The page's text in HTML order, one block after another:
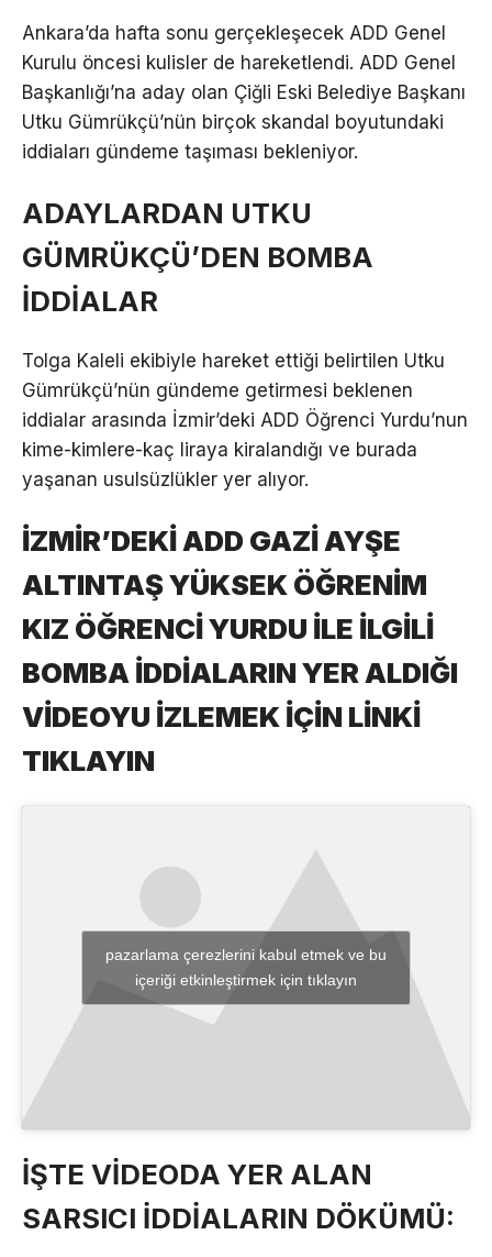
Ankara’da hafta sonu gerçekleşecek ADD Genel
Kurulu öncesi kulisler de hareketlendi. ADD Genel
Başkanlığı’na aday olan Çiğli Eski Belediye Başkanı
Utku Gümrükçü’nün birçok skandal boyutundaki
iddiaları gündeme taşıması bekleniyor.
ADAYLARDAN UTKU
GÜMRÜKÇÜ’DEN BOMBA
İDDİALAR
Tolga Kaleli ekibiyle hareket ettiği belirtilen Utku
Gümrükçü’nün gündeme getirmesi beklenen
iddialar arasında İzmir’deki ADD Öğrenci Yurdu’nun
kime-kimlere-kaç liraya kiralandığı ve burada
yaşanan usulsüzlükler yer alıyor.
İZMİR’DEKİ ADD GAZİ AYŞE
ALTINTAŞ YÜKSEK ÖĞRENİM
KIZ ÖĞRENCİ YURDU İLE İLGİLİ
BOMBA İDDİALARIN YER ALDIĞI
VİDEOYU İZLEMEK İÇİN LİNKİ
TIKLAYIN
pazarlama çerezlerini kabul etmek ve bu
içeriği etkinleştirmek için tıklayın
İŞTE VİDEODA YER ALAN
SARSICI İDDİALARIN DÖKÜMÜ: